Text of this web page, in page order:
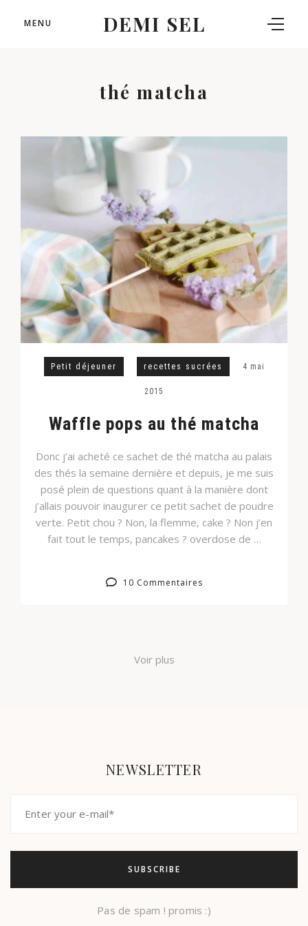
DEMI SEL
MENU
thé matcha
Petit déjeuner recettes sucrées 4 mai
2015
Waffle pops au thé matcha
Donc j’ai acheté ce sachet de thé matcha au palais
des thés la semaine dernière et depuis, je me suis
posé plein de questions quant à la manière dont
j’allais pouvoir inaugurer ce petit sachet de poudre
verte. Petit chou ? Non, la flemme, cake ? Non j’en
fait tout le temps, pancakes ? overdose de …
10 Commentaires
Voir plus
NEWSLETTER
Pas de spam ! promis :)